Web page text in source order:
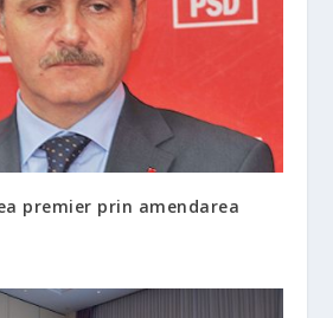
premier prin amendarea